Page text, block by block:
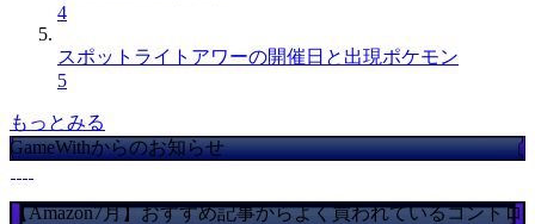
4
スポットライトアワーの開催日と出現ポケモン
5
もっとみる
GameWithからのお知らせ
【Amazon7月】おすすめ記事からよく買われているコントロ